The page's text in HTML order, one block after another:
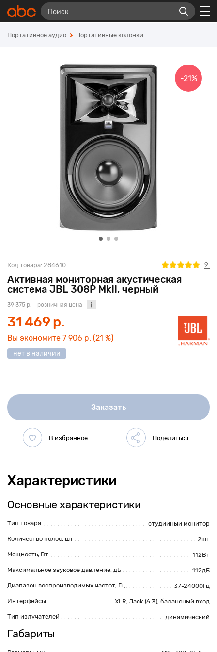
Портативное аудио Портативные колонки
Активная мониторная акустическая
система JBL 308P MkII, черный
Код товара: 284610 9
-21%
39 375 р. - розничная цена
31 469 р.
Вы экономите 7 906 р. (21 %)
нет в наличии
Заказать
Характеристики
Основные характеристики
Тип товара студийный монитор
Количество полос, шт 2шт
Мощность, Вт 112Вт
Максимальное звуковое давление, дБ 112дБ
Диапазон воспроизводимых частот, Гц 37-24000Гц
Интерфейсы XLR, Jack (6.3), балансный вход
Тип излучателей динамический
Габариты